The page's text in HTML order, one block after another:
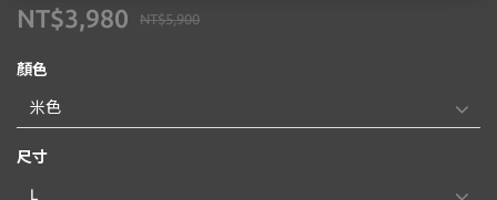
NT$5,900
NT$3,980
顏色
尺寸